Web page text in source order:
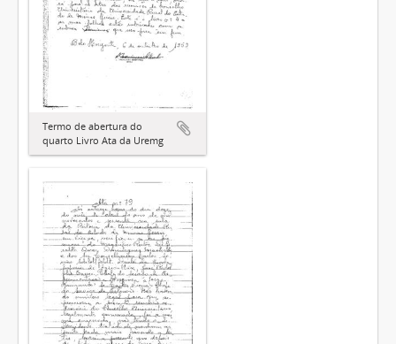
Termo de abertura do
quarto Livro Ata da Uremg